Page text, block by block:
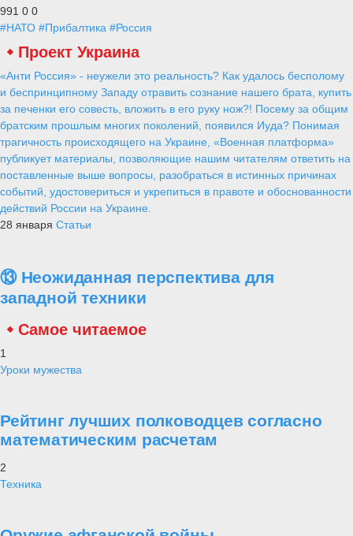
991 0 0
#НАТО #Прибалтика #Россия
Проект Украина
«Анти Россия» - неужели это реальность? Как удалось бесполому
и беспринципному Западу отравить сознание нашего брата, купить
за печенки его совесть, вложить в его руку нож?! Посему за общим
братским прошлым многих поколений, появился Иуда? Понимая
трагичность происходящего на Украине, «Военная платформа»
публикует материалы, позволяющие нашим читателям ответить на
поставленные выше вопросы, разобраться в истинных причинах
событий, удостовериться и укрепиться в правоте и обоснованности
действий России на Украине.
28 января Статьи
⑬ Неожиданная перспектива для
западной техники
Самое читаемое
1
Уроки мужества
Рейтинг лучших полководцев согласно
математическим расчетам
2
Техника